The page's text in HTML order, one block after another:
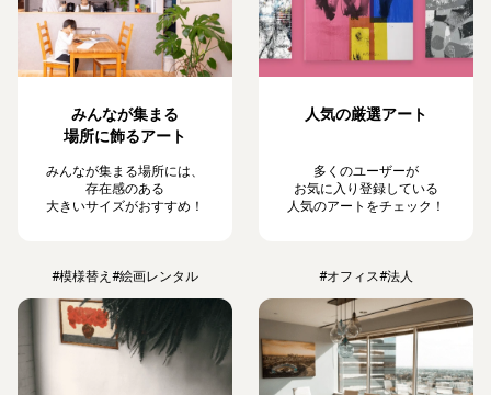
みんなが集まる
場所に飾るアート
みんなが集まる場所には、
存在感のある
大きいサイズがおすすめ！
人気の厳選アート
多くのユーザーが
お気に入り登録している
人気のアートをチェック！
#模様替え #絵画レンタル #オフィス#法人